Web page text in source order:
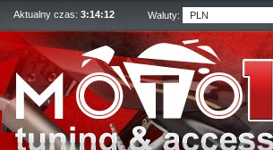
Aktualny czas: 3:14:13 Waluty: